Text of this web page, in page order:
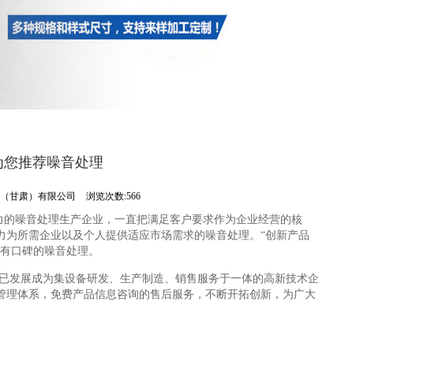
推荐噪音处理
甘肃）有限公司 浏览次数:566
噪音处理生产企业，一直把满足客户要求作为企业经营的核
所需企业以及个人提供适应市场需求的噪音处理。“创新产品
口碑的噪音处理。
发展成为集设备研发、生产制造、销售服务于一体的高新技术企
体系，免费产品信息咨询的售后服务，不断开拓创新，为广大